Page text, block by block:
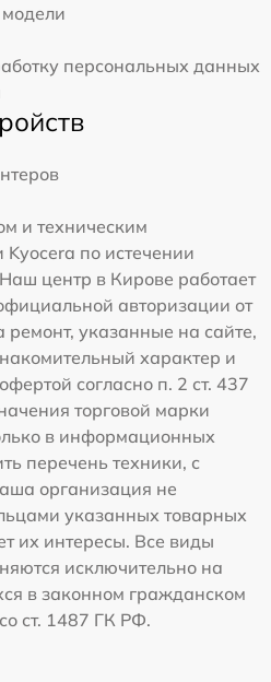
персональных данных
и техническим
по истечении
центр в Кирове работает
авторизации от
указанные на сайте,
характер и
согласно п. 2 ст. 437
торговой марки
в информационных
перечень техники, с
организация не
указанных товарных
их интересы. Все виды
исключительно на
в законном гражданском
ст. 1487 ГК РФ.